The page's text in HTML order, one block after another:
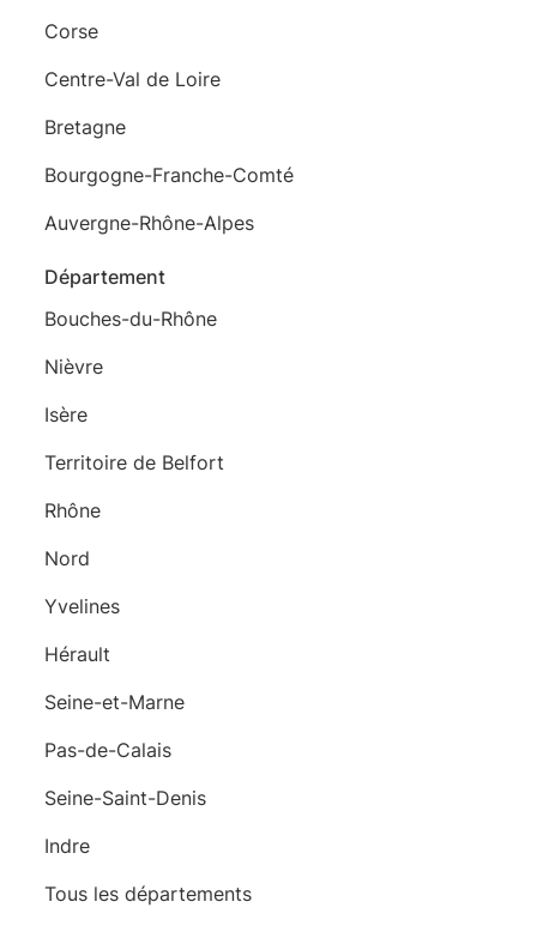
Corse
Centre-Val de Loire
Bretagne
Bourgogne-Franche-Comté
Auvergne-Rhône-Alpes
Département
Bouches-du-Rhône
Nièvre
Isère
Territoire de Belfort
Rhône
Nord
Yvelines
Hérault
Seine-et-Marne
Pas-de-Calais
Seine-Saint-Denis
Indre
Tous les départements